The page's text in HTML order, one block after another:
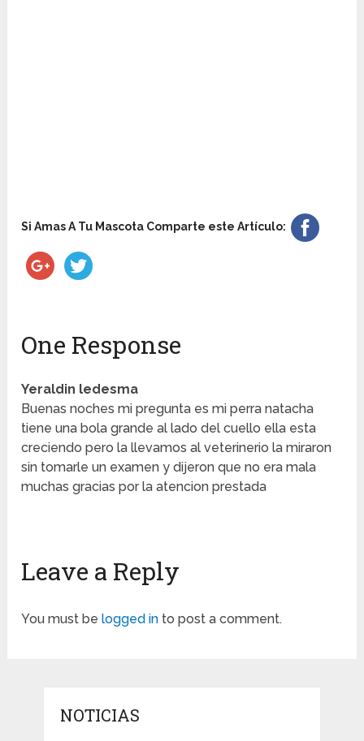
Si Amas A Tu Mascota Comparte este Artículo:
One Response
Yeraldin ledesma
Buenas noches mi pregunta es mi perra natacha
tiene una bola grande al lado del cuello ella esta
creciendo pero la llevamos al veterinerio la miraron
sin tomarle un examen y dijeron que no era mala
muchas gracias por la atencion prestada
Leave a Reply
You must belogged in to post a comment.
NOTICIAS